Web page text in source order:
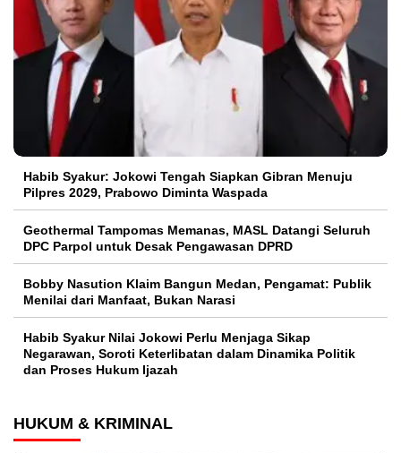
Habib Syakur: Jokowi Tengah Siapkan Gibran Menuju
Pilpres 2029, Prabowo Diminta Waspada
Geothermal Tampomas Memanas, MASL Datangi Seluruh
DPC Parpol untuk Desak Pengawasan DPRD
Bobby Nasution Klaim Bangun Medan, Pengamat: Publik
Menilai dari Manfaat, Bukan Narasi
Habib Syakur Nilai Jokowi Perlu Menjaga Sikap
Negarawan, Soroti Keterlibatan dalam Dinamika Politik
dan Proses Hukum Ijazah
HUKUM & KRIMINAL